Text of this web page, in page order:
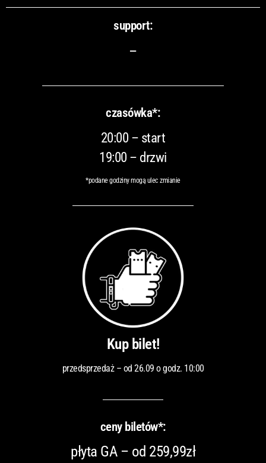
support:
–
czasówka*:
20:00 – start
19:00 – drzwi
*podane godziny mogą ulec zmianie
Kup bilet!
przedsprzedaż – od 26.09 o godz. 10:00
ceny biletów*:
płyta GA – od 259,99zł